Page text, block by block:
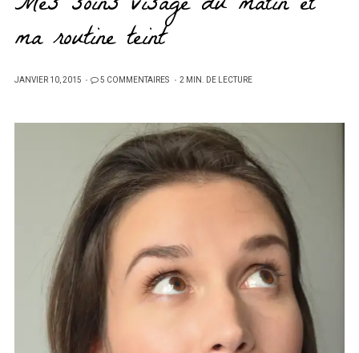
ma routine teint
PUBLIÉ
JANVIER 10, 2015 5 COMMENTAIRES 2 MIN. DE LECTURE